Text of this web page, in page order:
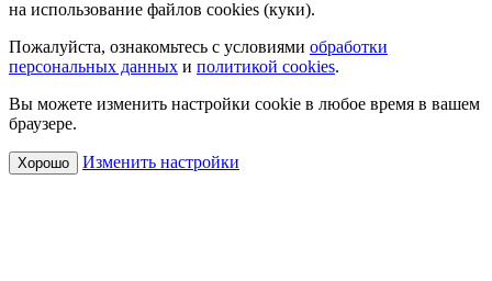
на использование файлов cookies (куки).
Пожалуйста, ознакомьтесь с условиями обработки
персональных данных и политикой cookies.
Вы можете изменить настройки cookie в любое время в вашем
браузере.
Хорошо Изменить настройки